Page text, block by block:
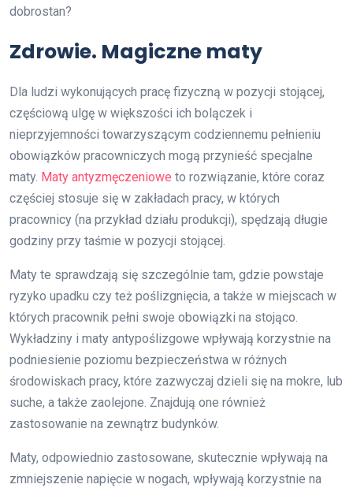
dobrostan?
Zdrowie. Magiczne maty
Dla ludzi wykonujących pracę fizyczną w pozycji stojącej,
częściową ulgę w większości ich bolączek i
nieprzyjemności towarzyszącym codziennemu pełnieniu
obowiązków pracowniczych mogą przynieść specjalne
maty. Maty antyzmęczeniowe to rozwiązanie, które coraz
częściej stosuje się w zakładach pracy, w których
pracownicy (na przykład działu produkcji), spędzają długie
godziny przy taśmie w pozycji stojącej.
Maty te sprawdzają się szczególnie tam, gdzie powstaje
ryzyko upadku czy też poślizgnięcia, a także w miejscach w
których pracownik pełni swoje obowiązki na stojąco.
Wykładziny i maty antypoślizgowe wpływają korzystnie na
podniesienie poziomu bezpieczeństwa w różnych
środowiskach pracy, które zazwyczaj dzieli się na mokre, lub
suche, a także zaolejone. Znajdują one również
zastosowanie na zewnątrz budynków.
Maty, odpowiednio zastosowane, skutecznie wpływają na
zmniejszenie napięcie w nogach, wpływają korzystnie na